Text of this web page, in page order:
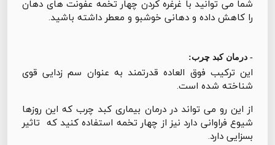
شما می توانید با غرغره کردن چهار تخمه عفونت های دهان
را کاهش داده و دهانی خوشبو و معطر داشته باشید.
- درمان کبد چرب:
این ترکیب فوق العاده قدرتمند به عنوان سم زدایی قوی
شناخته شده است.
از این رو می تواند در درمان بیماری کبد چرب که این روزها
شیوع فراوانی دارد نیز از چهار تخمه استفاده کنید که تاثیر
بسزایی دارد.